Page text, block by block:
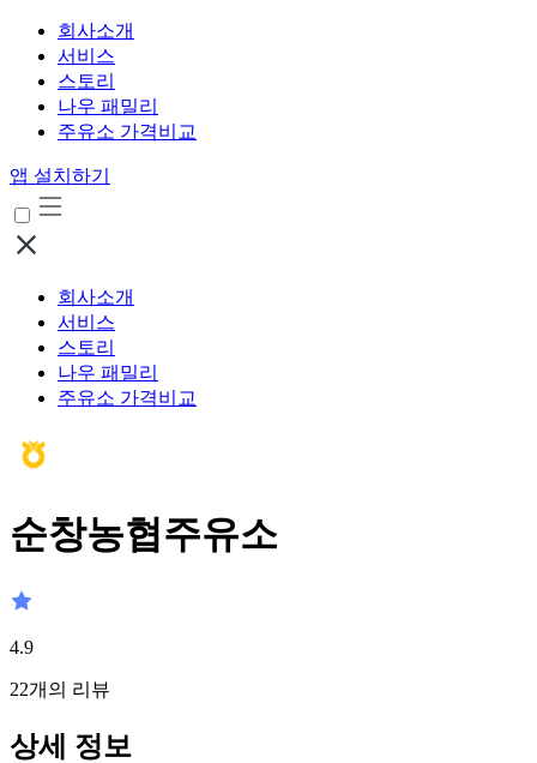
회사소개
서비스
스토리
나우 패밀리
주유소 가격비교
앱 설치하기
회사소개
서비스
스토리
나우 패밀리
주유소 가격비교
순창농협주유소
4.9
22개의 리뷰
상세 정보